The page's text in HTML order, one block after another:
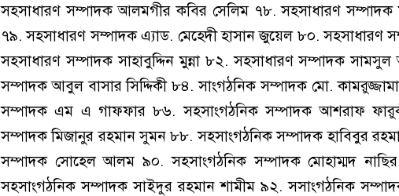
সহসাধারণ সম্পাদক আলমগীর কবির সেলিম ৭৮. সহসাধারণ
৭৯. সহসাধারণ সম্পাদক এ্যাড. মেহেদী হাসান জুয়েল ৮০.
সহসাধারণ সম্পাদক সাহাবুদ্দিন মুন্না ৮২. সহসাধারণ সম্পাদক
সম্পাদক আবুল বাসার সিদ্দিকী ৮৪. সাংগঠনিক সম্পাদক মো.
সম্পাদক এম এ গাফফার ৮৬. সহসাংগঠনিক সম্পাদক আশরাফ
সম্পাদক মিজানুর রহমান সুমন ৮৮. সহসাংগঠনিক সম্পাদক হাবিবুর
সম্পাদক সোহেল আলম ৯০. সহসাংগঠনিক সম্পাদক মোহাম্মদ
সহসাংগঠনিক সম্পাদক সাইদুর রহমান শামীম ৯২. সসাংগঠনিক